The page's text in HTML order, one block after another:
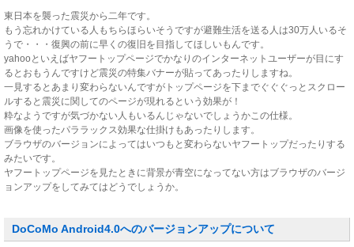
東日本を襲った震災から二年です。
もう忘れかけている人もちらほらいそうですが避難生活を送る人は30万人いるそ
うで・・・復興の前に早くの復旧を目指してほしいもんです。
yahooといえばヤフートップページでかなりのインターネットユーザーが目にす
るとおもうんですけど震災の特集バナーが貼ってあったりしますね。
一見するとあまり変わらないんですがトップページを下までぐぐぐっとスクロー
ルすると震災に関してのページが現れるという効果が！
粋なようですが気づかない人もいるんじゃないでしょうかこの仕様。
画像を使ったパララックス効果な仕掛けもあったりします。
ブラウザのバージョンによってはいつもと変わらないヤフートップだったりする
みたいです。
ヤフートップページを見たときに背景が青空になってない方はブラウザのバージ
ョンアップをしてみてはどうでしょうか。
DoCoMo Android4.0へのバージョンアップについて